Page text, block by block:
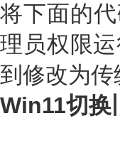
将下面的
理员权限
到修改为
Win11切换